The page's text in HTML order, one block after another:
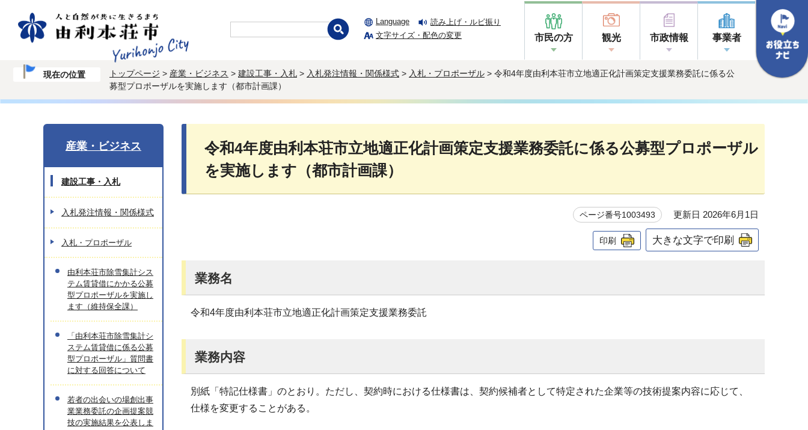
Language
読み上げ・ルビ振り
文字サイズ・配色の変更
市民の方 観光 市政情報 事業者
現在の位置 トップページ > 産業・ビジネス > 建設工事・入札 > 入札発注情報・関係様式 > 入札・プロポーザル > 令和4年度由利本荘市立地適正化計画策定支援業務委託に係る公
募型プロポーザルを実施します（都市計画課）
令和4年度由利本荘市立地適正化計画策定支援業務委託に係る公募型プロポーザル
を実施します（都市計画課）
ページ番号1003493 更新日 2026年6月1日
印刷 大きな文字で印刷
業務名
令和4年度由利本荘市立地適正化計画策定支援業務委託
業務内容
別紙「特記仕様書」のとおり。ただし、契約時における仕様書は、契約候補者として特定された企業等の技術提案内容に応じて、
仕様を変更することがある。
産業・ビジネス
建設工事・入札
入札発注情報・関係様式
入札・プロポーザル
由利本荘市除雪集計シス
テム賃貸借にかかる公募
型プロポーザルを実施し
ます（維持保全課）
「由利本荘市除雪集計シ
ステム賃貸借に係る公募
型プロポーザル」質問書
に対する回答について
若者の出会いの場創出事
業業務委託の企画提案競
技の実施結果を公表しま